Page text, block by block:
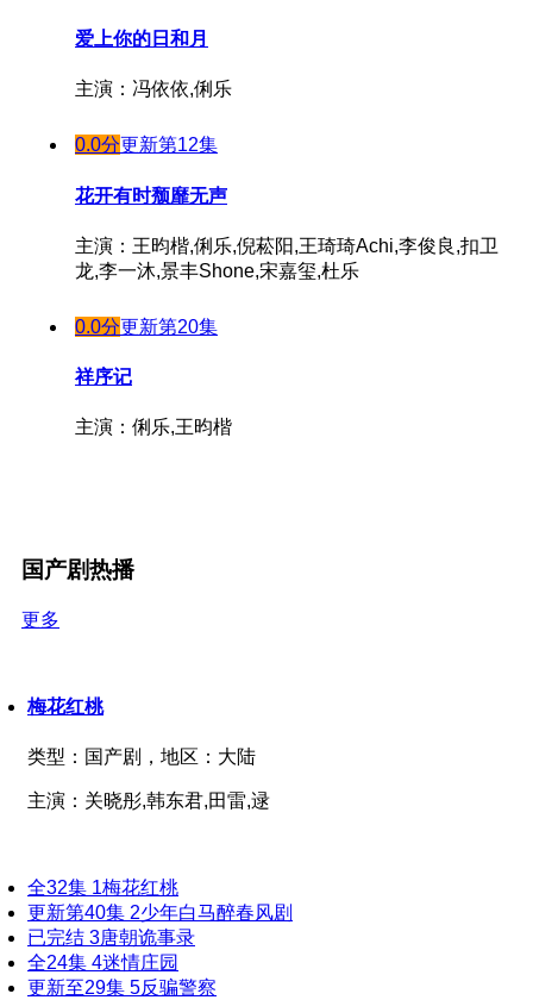
爱上你的日和月
主演：冯依依,俐乐
0.0分更新第12集
花开有时颓靡无声
主演：王昀楷,俐乐,倪菘阳,王琦琦Achi,李俊良,扣卫
龙,李一沐,景丰Shone,宋嘉玺,杜乐
0.0分更新第20集
祥序记
主演：俐乐,王昀楷
国产剧热播
更多
梅花红桃
类型： 国产剧， 地区： 大陆
主演： 关晓彤,韩东君,田雷,逯
全32集 1梅花红桃
更新第40集 2少年白马醉春风剧
已完结 3唐朝诡事录
全24集 4迷情庄园
更新至29集 5反骗警察